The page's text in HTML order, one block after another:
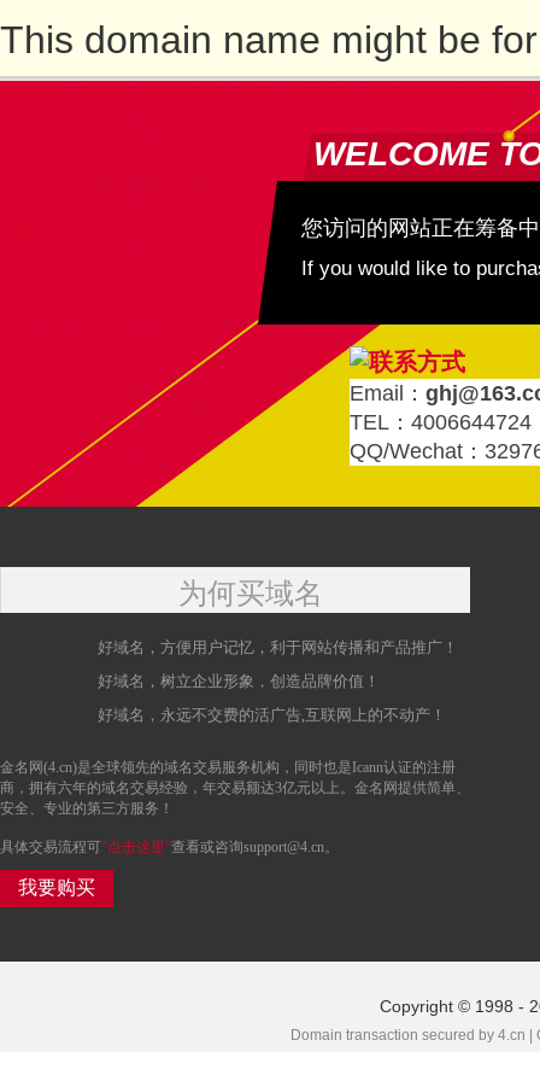
This domain name might be
WELCOME
您访问的网站正在筹备
If you would like to
Email：
TEL：4006644724
QQ/Wechat：
为何买域名
好域名，方便用户记忆，利于网站传播和产品推广！
好域名，树立企业形象，创造品牌价值！
好域名，永远不交费的活广告,互联网上的不动产！
金名网(4.cn)是全球领先的域名交易服务机构，同时也是Icann认证的注册
商，拥有六年的域名交易经验，年交易额达3亿元以上。金名网提供简单、
安全、专业的第三方服务！
具体交易流程可“点击这里”查看或咨询support@4.cn。
我要购买
Copyright © 1998 -
Domain transaction secured by 4.cn